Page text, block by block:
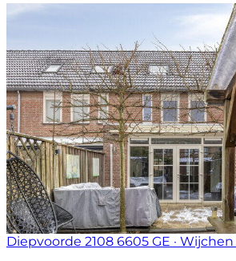
Diepvoorde 2108 6605 GE · Wijchen